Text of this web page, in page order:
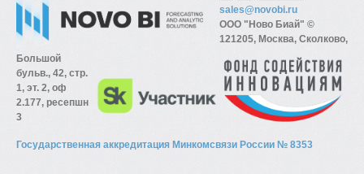
sales@novobi.ru
ООО "Ново Биай" ©
121205, Москва, Сколково,
Большой
бульв., 42, стр.
1, эт. 2, оф
2.177, ресепшн
3
Государственная аккредитация Минкомсвязи России № 8353